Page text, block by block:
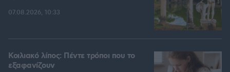
07.08.2026, 10:33
Κοιλιακό λίπος: Πέντε τρόποι που το
εξαφανίζουν